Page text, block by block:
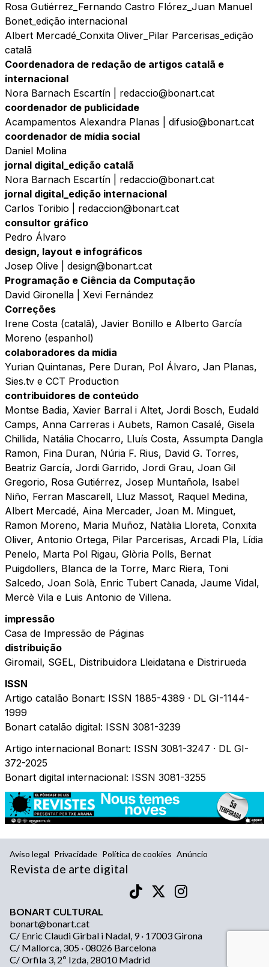
Rosa Gutiérrez_Fernando Castro Flórez_Juan Manuel
Bonet_edição internacional
Albert Mercadé_Conxita Oliver_Pilar Parcerisas_edição
catalã
Coordenadora de redação de artigos catalã e
internacional
Nora Barnach Escartín | redaccio@bonart.cat
coordenador de publicidade
Acampamentos Alexandra Planas | difusio@bonart.cat
coordenador de mídia social
Daniel Molina
jornal digital_edição catalã
Nora Barnach Escartín | redaccio@bonart.cat
jornal digital_edição internacional
Carlos Toribio | redaccion@bonart.cat
consultor gráfico
Pedro Álvaro
design, layout e infográficos
Josep Olive | design@bonart.cat
Programação e Ciência da Computação
David Gironella | Xevi Fernández
Correções
Irene Costa (catalã), Javier Bonillo e Alberto García
Moreno (espanhol)
colaboradores da mídia
Yurian Quintanas, Pere Duran, Pol Álvaro, Jan Planas,
Sies.tv e CCT Production
contribuidores de conteúdo
Montse Badia, Xavier Barral i Altet, Jordi Bosch, Eudald
Camps, Anna Carreras i Aubets, Ramon Casalé, Gisela
Chillida, Natália Chocarro, Lluís Costa, Assumpta Dangla
Ramon, Fina Duran, Núria F. Rius, David G. Torres,
Beatriz García, Jordi Garrido, Jordi Grau, Joan Gil
Gregorio, Rosa Gutiérrez, Josep Muntañola, Isabel
Niño, Ferran Mascarell, Lluz Massot, Raquel Medina,
Albert Mercadé, Aina Mercader, Joan M. Minguet,
Ramon Moreno, Maria Muñoz, Natàlia Lloreta, Conxita
Oliver, Antonio Ortega, Pilar Parcerisas, Arcadi Pla, Lídia
Penelo, Marta Pol Rigau, Glòria Polls, Bernat
Puigdollers, Blanca de la Torre, Marc Riera, Toni
Salcedo, Joan Solà, Enric Tubert Canada, Jaume Vidal,
Mercè Vila e Luis Antonio de Villena.
impressão
Casa de Impressão de Páginas
distribuição
Giromail, SGEL, Distribuidora Lleidatana e Distrirueda
ISSN
Artigo catalão Bonart: ISSN 1885-4389 · DL GI-1144-
1999
Bonart catalão digital: ISSN 3081-3239
Artigo internacional Bonart: ISSN 3081-3247 · DL GI-
372-2025
Bonart digital internacional: ISSN 3081-3255
Aviso legal Privacidade Política de cookies Anúncio
Revista de arte digital
BONART CULTURAL
bonart@bonart.cat
C/ Enric Claudi Girbal i Nadal, 9 · 17003 Girona
C/ Mallorca, 305 · 08026 Barcelona
C/ Orfila 3, 2º Izda, 28010 Madrid